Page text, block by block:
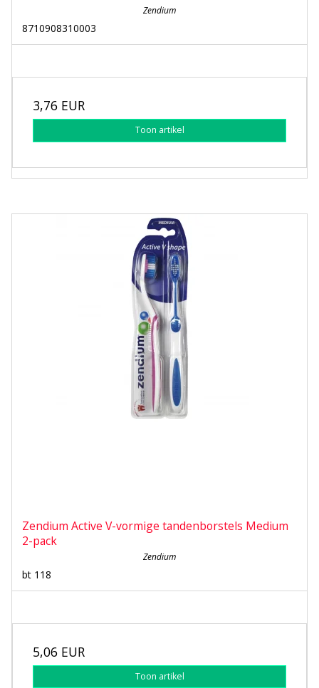
Zendium
8710908310003
3,76 EUR
Toon artikel
Zendium Active V-vormige tandenborstels Medium
2-pack
Zendium
bt 118
5,06 EUR
Toon artikel